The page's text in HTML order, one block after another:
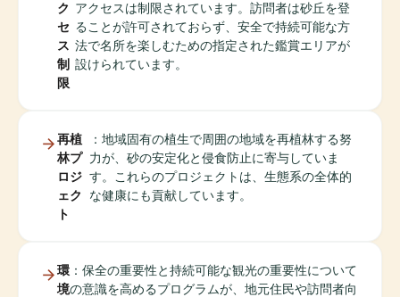
ク
セ
ス
制
限
アクセスは制限されています。訪問者は砂丘を登
ることが許可されておらず、安全で持続可能な方
法で名所を楽しむための指定された鑑賞エリアが
設けられています。
再植
林プ
ロジ
ェク
ト
：地域固有の植生で周囲の地域を再植林する努
力が、砂の安定化と侵食防止に寄与していま
す。これらのプロジェクトは、生態系の全体的
な健康にも貢献しています。
環
境
：保全の重要性と持続可能な観光の重要性について
の意識を高めるプログラムが、地元住民や訪問者向